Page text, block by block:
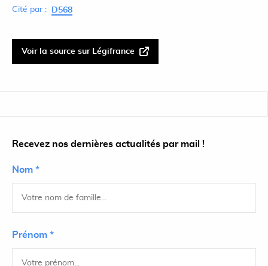
Cité par : D568
Voir la source sur Légifrance
Recevez nos dernières actualités par mail !
Nom *
Prénom *